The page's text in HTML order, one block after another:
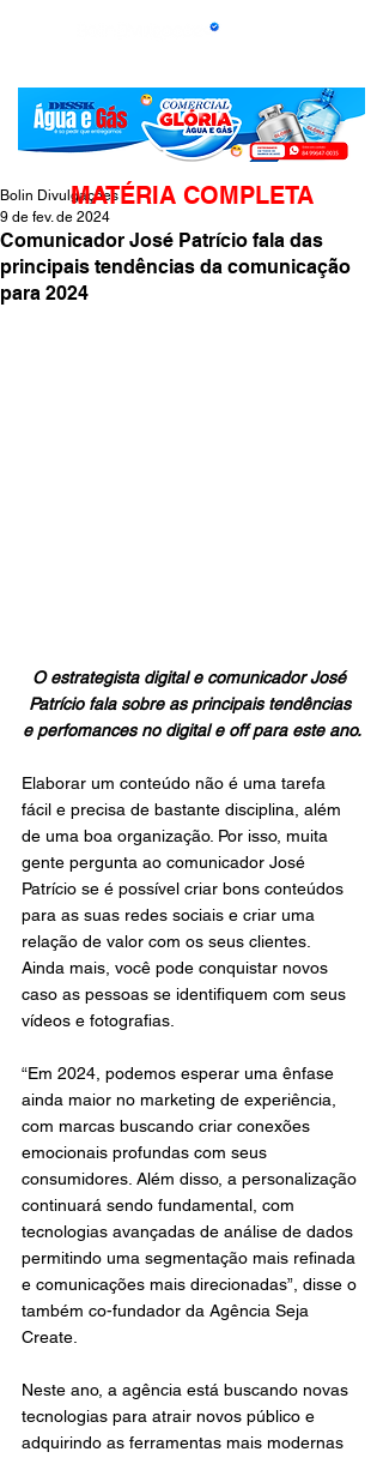
Comunicador José Patrício fala das
principais tendências da comunicação
para 2024
Bolin Divulgações
9 de fev. de 2024
O estrategista digital e comunicador José
Patrício fala sobre as principais tendências
e perfomances no digital e off para este ano.
Elaborar um conteúdo não é uma tarefa
fácil e precisa de bastante disciplina, além
de uma boa organização. Por isso, muita
gente pergunta ao comunicador José
Patrício se é possível criar bons conteúdos
para as suas redes sociais e criar uma
relação de valor com os seus clientes.
Ainda mais, você pode conquistar novos
caso as pessoas se identifiquem com seus
vídeos e fotografias.
“Em 2024, podemos esperar uma ênfase
ainda maior no marketing de experiência,
com marcas buscando criar conexões
emocionais profundas com seus
consumidores. Além disso, a personalização
continuará sendo fundamental, com
tecnologias avançadas de análise de dados
permitindo uma segmentação mais refinada
e comunicações mais direcionadas”, disse o
também co-fundador da Agência Seja
Create.
Neste ano, a agência está buscando novas
tecnologias para atrair novos público e
adquirindo as ferramentas mais modernas
MATÉRIA COMPLETA